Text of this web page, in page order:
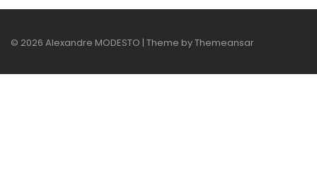
© 2026 Alexandre MODESTO | Theme byThemeansar